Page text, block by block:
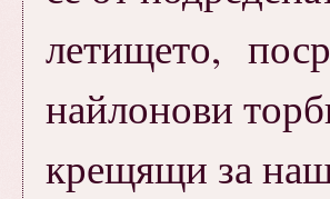
летището,
найлонови
крещящи за